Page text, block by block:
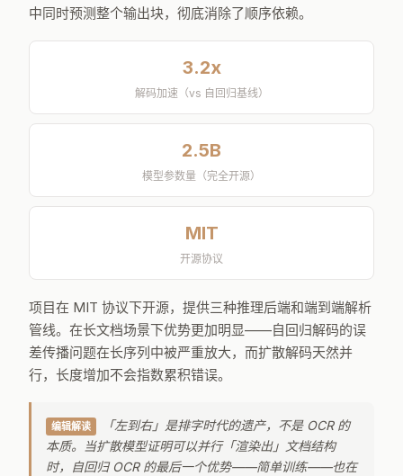
中同时预测整个输出块，彻底消除了顺序依赖。
3.2x
解码加速（vs 自回归基线）
2.5B
模型参数量（完全开源）
MIT
开源协议
项目在 MIT 协议下开源，提供三种推理后端和端到端解析
管线。在长文档场景下优势更加明显——自回归解码的误
差传播问题在长序列中被严重放大，而扩散解码天然并
行，长度增加不会指数累积错误。
编辑解读
「左到右」是排字时代的遗产，不是 OCR 的
本质。当扩散模型证明可以并行「渲染出」文档结构
时，自回归 OCR 的最后一个优势——简单训练——也在